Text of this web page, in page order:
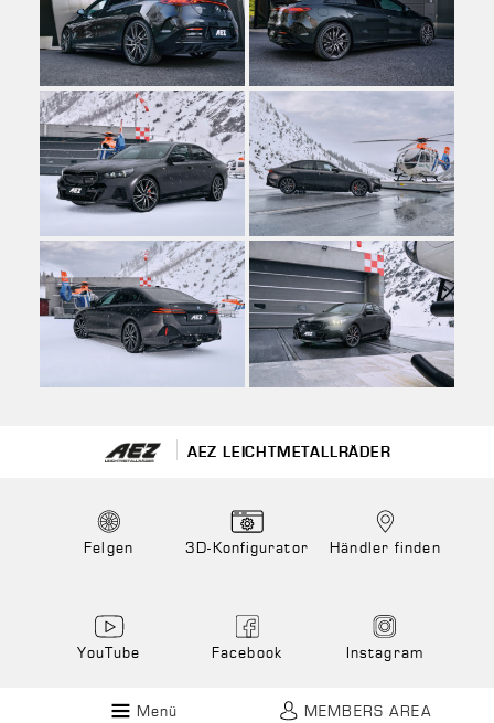
AEZ LEICHTMETALLRÄDER
Felgen 3D-Konfigurator Händler finden
YouTube Facebook Instagram
Menü MEMBERS AREA